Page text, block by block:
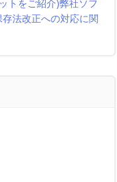
トをご紹介)弊社ソフ
法改正への対応に関